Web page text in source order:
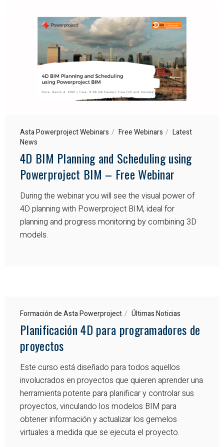
Asta Powerproject Webinars Free Webinars
Latest
News
4D BIM Planning and Scheduling using
Powerproject BIM – Free Webinar
During the webinar you will see the visual power of
4D planning with Powerproject BIM, ideal for
planning and progress monitoring by combining 3D
models.
Formación de Asta Powerproject Últimas Noticias
Planificación 4D para programadores de
proyectos
Este curso está diseñado para todos aquellos
involucrados en proyectos que quieren aprender una
herramienta potente para planificar y controlar sus
proyectos, vinculando los modelos BIM para
obtener información y actualizar los gemelos
virtuales a medida que se ejecuta el proyecto.